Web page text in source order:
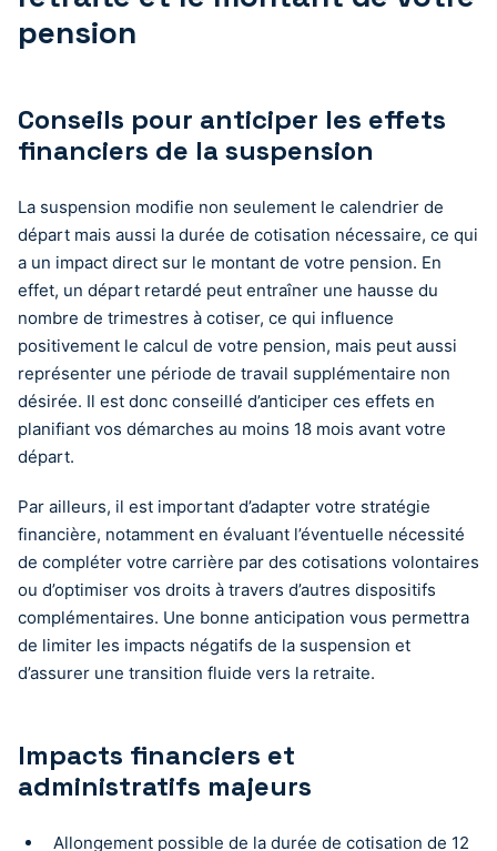
pension
Conseils pour anticiper les effets
financiers de la suspension
La suspension modifie non seulement le calendrier de
départ mais aussi la durée de cotisation nécessaire, ce qui
a un impact direct sur le montant de votre pension. En
effet, un départ retardé peut entraîner une hausse du
nombre de trimestres à cotiser, ce qui influence
positivement le calcul de votre pension, mais peut aussi
représenter une période de travail supplémentaire non
désirée. Il est donc conseillé d’anticiper ces effets en
planifiant vos démarches au moins 18 mois avant votre
départ.
Par ailleurs, il est important d’adapter votre stratégie
financière, notamment en évaluant l’éventuelle nécessité
de compléter votre carrière par des cotisations volontaires
ou d’optimiser vos droits à travers d’autres dispositifs
complémentaires. Une bonne anticipation vous permettra
de limiter les impacts négatifs de la suspension et
d’assurer une transition fluide vers la retraite.
Impacts financiers et
administratifs majeurs
Allongement possible de la durée de cotisation de 12